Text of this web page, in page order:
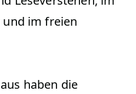
und im freien
haben die